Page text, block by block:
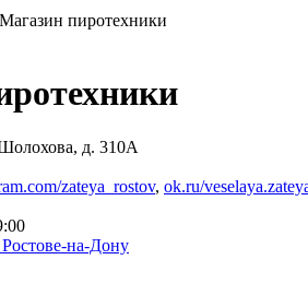
Магазин пиротехники
д. 310А
zateya_rostov, ok.ru/
на-Дону